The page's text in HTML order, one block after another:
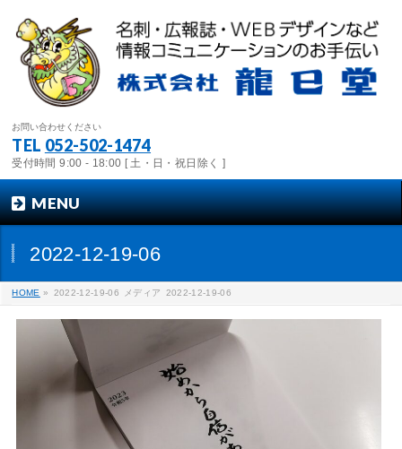
お問い合わせください
TEL 052-502-1474
受付時間 9:00 - 18:00 [ 土・日・祝日除く ]
MENU
2022-12-19-06
HOME » 2022-12-19-06 メディア 2022-12-19-06